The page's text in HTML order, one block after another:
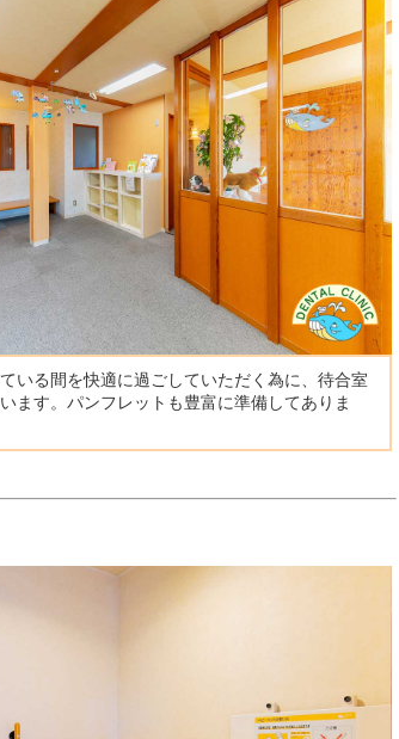
いる間を快適に過ごしていただく為に、待合室
ます。パンフレットも豊富に準備してありま